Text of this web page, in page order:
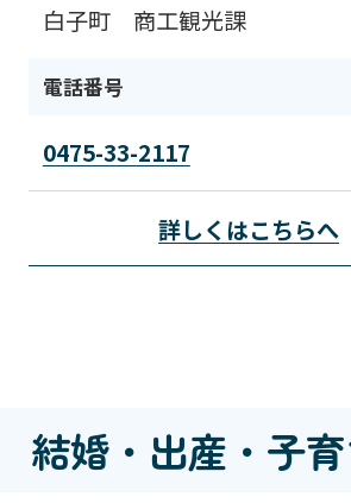
白子町 商工観光課
電話番号
0475-33-2117
詳しくはこちらへ
結婚・出産・子